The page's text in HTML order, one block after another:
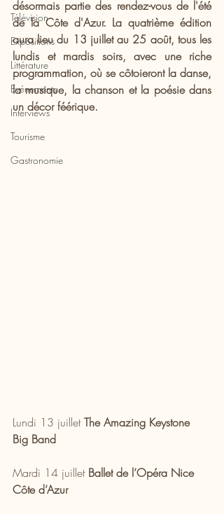
Télévision
Expositions
Littérature
Evénements
Interviews
Tourisme
Gastronomie
désormais partie des rendez-vous de l'été
de la Côte d'Azur. La quatrième édition
aura lieu du 13 juillet au 25 août, tous les
lundis et mardis soirs, avec une riche
programmation, où se côtoieront la danse,
la musique, la chanson et la poésie dans
un décor féérique.
Lundi 13 juillet The Amazing Keystone
Big Band
Mardi 14 juillet Ballet de l’Opéra Nice
Côte d’Azur